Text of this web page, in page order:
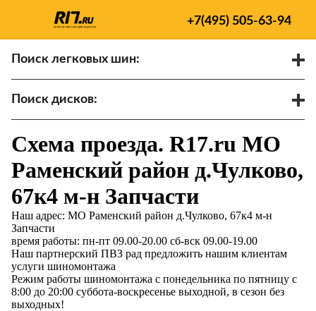
+7(495) 505-63-94
Поиск легковых шин:
Поиск дисков:
ET
Ступица
Найти
Схема проезда. R17.ru МО
Раменский район д.Чулково,
67к4 м-н Запчасти
Наш адрес: МО Раменский район д.Чулково, 67к4 м-н
Запчасти
время работы: пн-пт 09.00-20.00 сб-вск 09.00-19.00
Наш партнерский ПВЗ рад предложить нашим клиентам
услуги шиномонтажа
Режим работы шиномонтажа с понедельника по пятницу с
8:00 до 20:00 суббота-воскресенье выходной, в сезон без
выходных!